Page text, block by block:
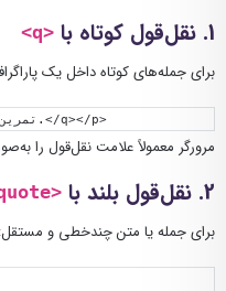
1. نقل‌قول کوتاه با <q>
برای جمله‌های کوتاه داخل یک
تمرین باعث پیشرفت می‌شود. </q></p>
مرورگر معمولاً علامت نقل‌قول را
2. نقل‌قول بلند با <blockquote>
برای جمله یا متن چندخطی و مستقل: